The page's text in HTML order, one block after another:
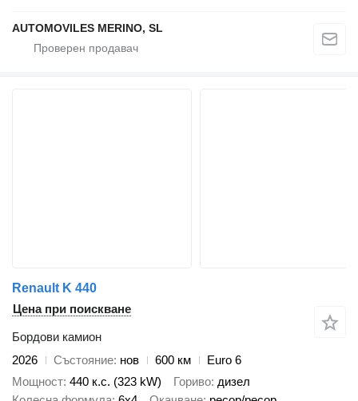
AUTOMOVILES MERINO, SL
Renault K 440
Цена при поискване
Бордови камион
2026
Състояние нов 600 км
Euro 6
Мощност 440 к.с. (323 kW) Гориво дизел